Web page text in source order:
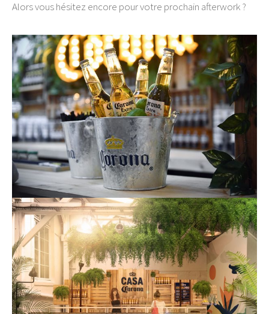
Alors vous hésitez encore pour votre prochain afterwork ?